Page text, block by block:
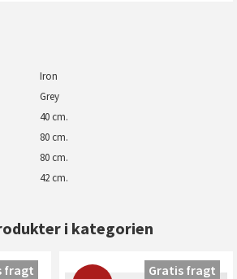
Iron
Grey
40 cm.
80 cm.
80 cm.
42 cm.
i kategorien
fragt Gratis fragt